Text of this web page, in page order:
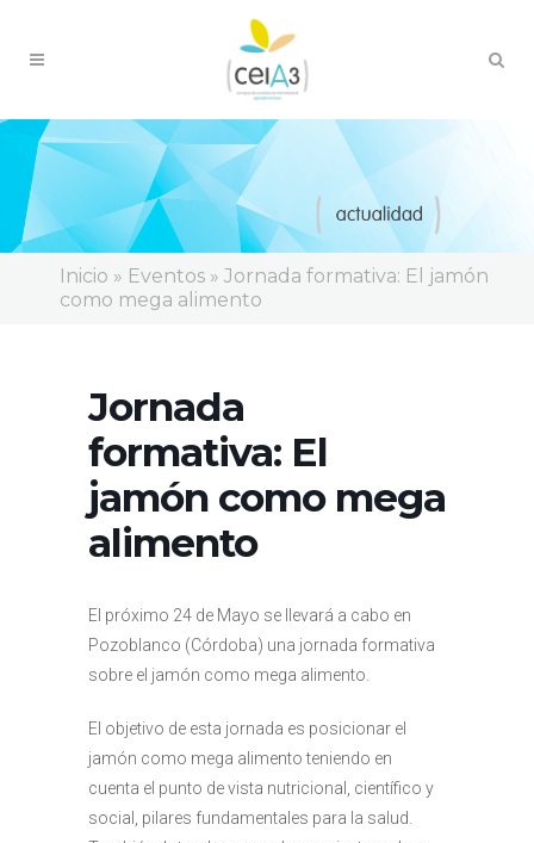
Inicio » Eventos » Jornada formativa: El jamón
como mega alimento
Jornada
formativa: El
jamón como mega
alimento
El próximo 24 de Mayo se llevará a cabo en
Pozoblanco (Córdoba) una jornada formativa
sobre el jamón como mega alimento.
El objetivo de esta jornada es posicionar el
jamón como mega alimento teniendo en
cuenta el punto de vista nutricional, científico y
social, pilares fundamentales para la salud.